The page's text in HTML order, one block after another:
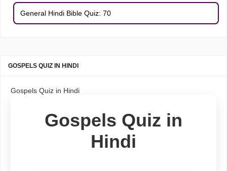
General Hindi Bible Quiz: 70
GOSPELS QUIZ IN HINDI
Gospels Quiz in Hindi
Gospels Quiz in
Hindi